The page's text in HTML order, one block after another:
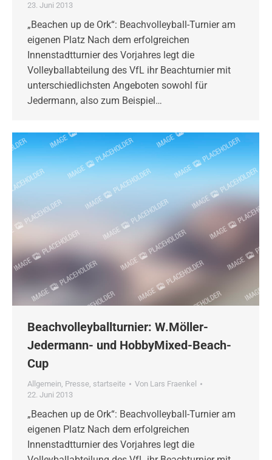
23. Juni 2013
„Beachen up de Ork“: Beachvolleyball-Turnier am
eigenen Platz Nach dem erfolgreichen
Innenstadtturnier des Vorjahres legt die
Volleyballabteilung des VfL ihr Beachturnier mit
unterschiedlichsten Angeboten sowohl für
Jedermann, also zum Beispiel…
Beachvolleyballturnier: W.Möller-
Jedermann- und HobbyMixed-Beach-
Cup
Allgemein, Presse, startseite Von Lars Fraenkel
22. Juni 2013
„Beachen up de Ork“: Beachvolleyball-Turnier am
eigenen Platz Nach dem erfolgreichen
Innenstadtturnier des Vorjahres legt die